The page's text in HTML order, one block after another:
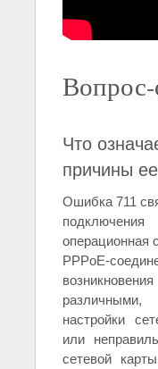
Вопрос-
Что
причины
Ошибка 711
операционная
PPPoE-
настройки
или
сетевой